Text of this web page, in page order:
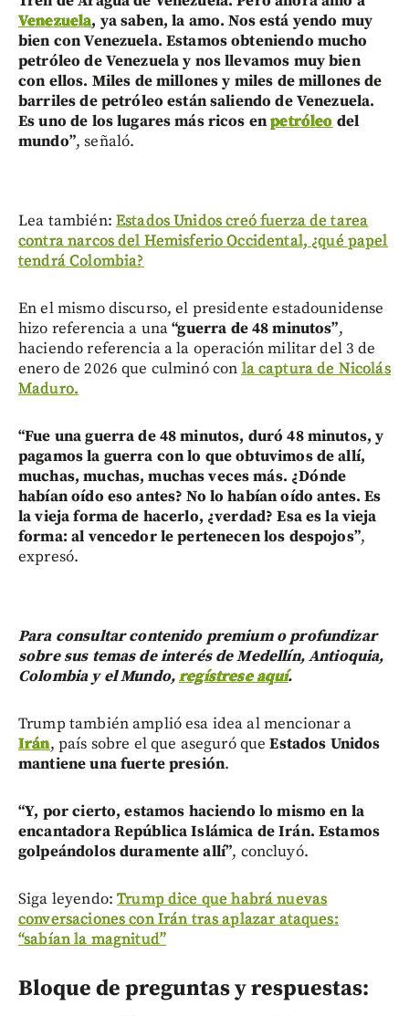
Venezuela, ya saben, la amo. Nos está yendo muy
bien con Venezuela. Estamos obteniendo mucho
petróleo de Venezuela y nos llevamos muy bien
con ellos. Miles de millones y miles de millones de
barriles de petróleo están saliendo de Venezuela.
Es uno de los lugares más ricos enpetróleo del
mundo”, señaló.
Lea también: Estados Unidos creó fuerza de tarea
contra narcos del Hemisferio Occidental, ¿qué papel
tendrá Colombia?
En el mismo discurso, el presidente estadounidense
hizo referencia a una“guerra de 48 minutos”,
haciendo referencia a la operación militar del 3 de
enero de 2026 que culminó con la captura de Nicolás
Maduro.
“Fue una guerra de 48 minutos, duró 48 minutos, y
pagamos la guerra con lo que obtuvimos de allí,
muchas, muchas, muchas veces más. ¿Dónde
habían oído eso antes? No lo habían oído antes. Es
la vieja forma de hacerlo, ¿verdad? Esa es la vieja
forma: al vencedor le pertenecen los despojos”,
expresó.
Para consultar contenido premium o profundizar
sobre sus temas de interés de Medellín, Antioquia,
Colombia y el Mundo,regístrese aquí.
Trump también amplió esa idea al mencionar a
Irán, país sobre el que aseguró queEstados Unidos
mantiene una fuerte presión.
“Y, por cierto, estamos haciendo lo mismo en la
encantadora República Islámica de Irán. Estamos
golpeándolos duramente allí”, concluyó.
Siga leyendo:Trump dice que habrá nuevas
conversaciones con Irán tras aplazar ataques:
“sabían la magnitud”
Bloque de preguntas y respuestas: